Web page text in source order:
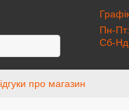
Пн-
Сб-
про магазин